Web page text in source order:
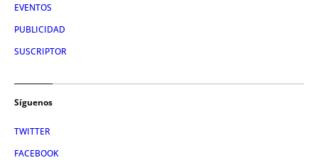
EVENTOS
PUBLICIDAD
SUSCRIPTOR
Síguenos
TWITTER
FACEBOOK